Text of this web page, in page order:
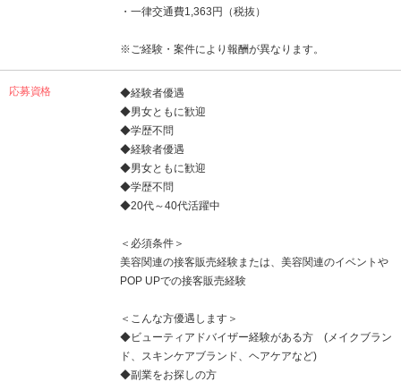
・一律交通費1,363円（税抜）
※ご経験・案件により報酬が異なります。
応募資格
◆経験者優遇
◆男女ともに歓迎
◆学歴不問
◆経験者優遇
◆男女ともに歓迎
◆学歴不問
◆20代～40代活躍中
＜必須条件＞
美容関連の接客販売経験または、美容関連のイベントや
POP UPでの接客販売経験
＜こんな方優遇します＞
◆ビューティアドバイザー経験がある方 (メイクブラン
ド、スキンケアブランド、ヘアケアなど)
◆副業をお探しの方